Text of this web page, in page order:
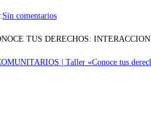
Sin comentarios
TUS DERECHOS:
| Taller «Conoce tus